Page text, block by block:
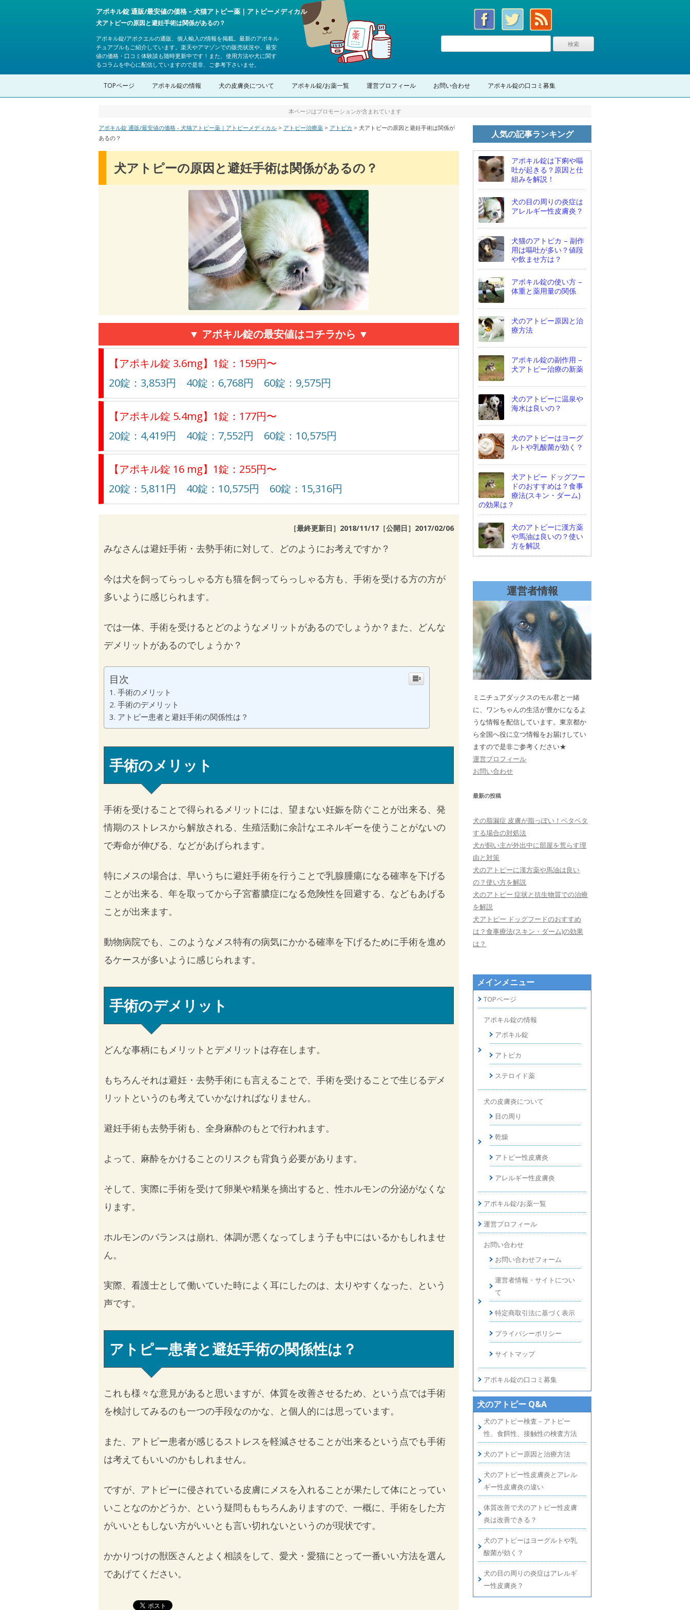
アポキル錠 通販/最安値の価格 – 犬猫アトピー薬｜アトピーメディカル
犬アトピーの原因と避妊手術は関係があるの？
アポキル錠/アポクエルの通販、個人輸入の情報を掲載。最新のアポキル
チュアブルもご紹介しています。楽天やアマゾンでの販売状況や、最安
値の価格・口コミ体験談も随時更新中です！また、使用方法や犬に関す
るコラムを中心に配信していますので是非、ご参考下さいませ。
コンテンツへスキップ
TOPページ アポキル錠の情報 犬の皮膚炎について アポキル錠/お薬一覧 運営プロフィール お問い合わせ アポキル錠の口コミ募集
本ページはプロモーションが含まれています
アポキル錠 通販/最安値の価格 - 犬猫アトピー薬｜アトピーメディカル > アトピー治療薬 > アトピカ > 犬アトピーの原因と避妊手術は関係が
あるの？
犬アトピーの原因と避妊手術は関係があるの？
▼ アポキル錠の最安値はコチラから ▼
【アポキル錠 3.6mg】1錠：159円〜
20錠：3,853円 40錠：6,768円 60錠：9,575円
【アポキル錠 5.4mg】1錠：177円〜
20錠：4,419円 40錠：7,552円 60錠：10,575円
【アポキル錠 16 mg】1錠：255円〜
20錠：5,811円 40錠：10,575円 60錠：15,316円
［最終更新日］2018/11/17［公開日］ 2017/02/06
みなさんは避妊手術・去勢手術に対して、どのようにお考えですか？
今は犬を飼ってらっしゃる方も猫を飼ってらっしゃる方も、手術を受ける方の方が
多いように感じられます。
では一体、手術を受けるとどのようなメリットがあるのでしょうか？また、どんな
デメリットがあるのでしょうか？
目次
手術のメリット
手術のデメリット
アトピー患者と避妊手術の関係性は？
手術のメリット
手術を受けることで得られるメリットには、望まない妊娠を防ぐことが出来る、発
情期のストレスから解放される、生殖活動に余計なエネルギーを使うことがないの
で寿命が伸びる、などがあげられます。
特にメスの場合は、早いうちに避妊手術を行うことで乳腺腫瘍になる確率を下げる
ことが出来る、年を取ってから子宮蓄膿症になる危険性を回避する、などもあげる
ことが出来ます。
動物病院でも、このようなメス特有の病気にかかる確率を下げるために手術を進め
るケースが多いように感じられます。
手術のデメリット
どんな事柄にもメリットとデメリットは存在します。
もちろんそれは避妊・去勢手術にも言えることで、手術を受けることで生じるデメ
リットというのも考えていかなければなりません。
避妊手術も去勢手術も、全身麻酔のもとで行われます。
よって、麻酔をかけることのリスクも背負う必要があります。
そして、実際に手術を受けて卵巣や精巣を摘出すると、性ホルモンの分泌がなくな
ります。
ホルモンのバランスは崩れ、体調が悪くなってしまう子も中にはいるかもしれませ
ん。
実際、看護士として働いていた時によく耳にしたのは、太りやすくなった、という
声です。
アトピー患者と避妊手術の関係性は？
これも様々な意見があると思いますが、体質を改善させるため、という点では手術
を検討してみるのも一つの手段なのかな、と個人的には思っています。
また、アトピー患者が感じるストレスを軽減させることが出来るという点でも手術
は考えてもいいのかもしれません。
ですが、アトピーに侵されている皮膚にメスを入れることが果たして体にとってい
いことなのかどうか、という疑問ももちろんありますので、一概に、手術をした方
がいいともしない方がいいとも言い切れないというのが現状です。
かかりつけの獣医さんとよく相談をして、愛犬・愛猫にとって一番いい方法を選ん
であげてください。
人気の記事ランキング
アポキル錠は下痢や嘔
吐が起きる？原因と仕
組みを解説！
犬の目の周りの炎症は
アレルギー性皮膚炎？
犬猫のアトピカ – 副作
用は嘔吐が多い？値段
や飲ませ方は？
アポキル錠の使い方 –
体重と薬用量の関係
犬のアトピー原因と治
療方法
アポキル錠の副作用 –
犬アトピー治療の新薬
犬のアトピーに温泉や
海水は良いの？
犬のアトピーはヨーグ
ルトや乳酸菌が効く？
犬アトピー ドッグフー
ドのおすすめは？食事
療法(スキン・ダーム)
の効果は？
犬のアトピーに漢方薬
や馬油は良いの？使い
方を解説
運営者情報
ミニチュアダックスのモル君と一緒
に、ワンちゃんの生活が豊かになるよ
うな情報を配信しています。東京都か
ら全国へ役に立つ情報をお届けしてい
ますので是非ご参考ください★
運営プロフィール
お問い合わせ
最新の投稿
犬の脂漏症 皮膚が脂っぽい！ベタベタ
する場合の対処法
犬が飼い主が外出中に部屋を荒らす理
由と対策
犬のアトピーに漢方薬や馬油は良い
の？使い方を解説
犬のアトピー 症状と抗生物質での治療
を解説
犬アトピー ドッグフードのおすすめ
は？食事療法(スキン・ダーム)の効果
は？
メインメニュー
TOPページ
アポキル錠の情報
アポキル錠
アトピカ
ステロイド薬
犬の皮膚炎について
目の周り
乾燥
アトピー性皮膚炎
アレルギー性皮膚炎
アポキル錠/お薬一覧
運営プロフィール
お問い合わせ
お問い合わせフォーム
運営者情報・サイトについ
て
特定商取引法に基づく表示
プライバシーポリシー
サイトマップ
アポキル錠の口コミ募集
犬のアトピー Q&A
犬のアトピー検査 – アトピー
性、食餌性、接触性の検査方法
犬のアトピー原因と治療方法
犬のアトピー性皮膚炎とアレル
ギー性皮膚炎の違い
体質改善で犬のアトピー性皮膚
炎は改善できる？
犬のアトピーはヨーグルトや乳
酸菌が効く？
犬の目の周りの炎症はアレルギ
ー性皮膚炎？